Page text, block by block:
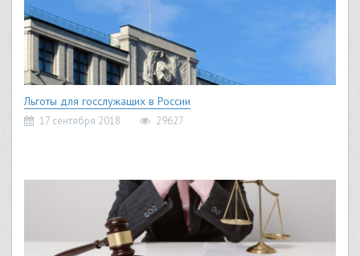
Льготы для госслужащих в России
17 сентября 2018 29627